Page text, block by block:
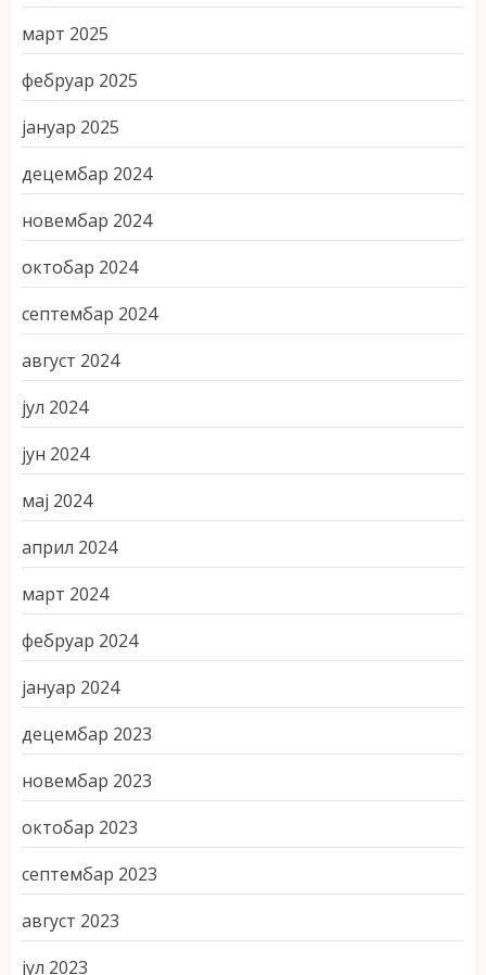
март 2025
фебруар 2025
јануар 2025
децембар 2024
новембар 2024
октобар 2024
септембар 2024
август 2024
јул 2024
јун 2024
мај 2024
април 2024
март 2024
фебруар 2024
јануар 2024
децембар 2023
новембар 2023
октобар 2023
септембар 2023
август 2023
јул 2023